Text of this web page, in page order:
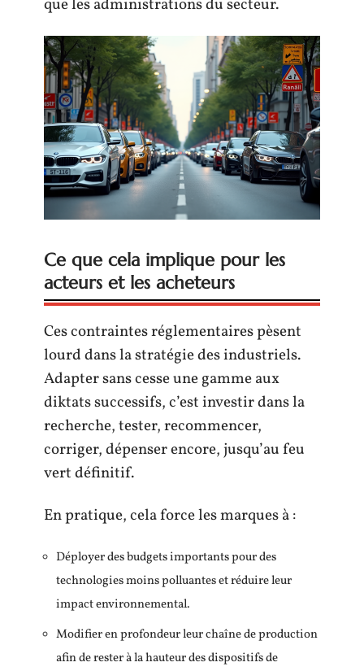
que les administrations du secteur.
Ce que cela implique pour les
acteurs et les acheteurs
Ces contraintes réglementaires pèsent
lourd dans la stratégie des industriels.
Adapter sans cesse une gamme aux
diktats successifs, c’est investir dans la
recherche, tester, recommencer,
corriger, dépenser encore, jusqu’au feu
vert définitif.
En pratique, cela force les marques à :
Déployer des budgets importants pour des
technologies moins polluantes et réduire leur
impact environnemental.
Modifier en profondeur leur chaîne de production
afin de rester à la hauteur des dispositifs de